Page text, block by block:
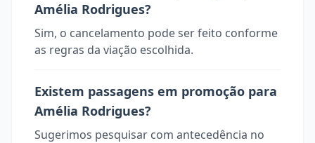
Amélia Rodrigues?
Sim, o cancelamento pode ser feito conforme
as regras da viação escolhida.
Existem passagens em promoção para
Amélia Rodrigues?
Sugerimos pesquisar com antecedência no